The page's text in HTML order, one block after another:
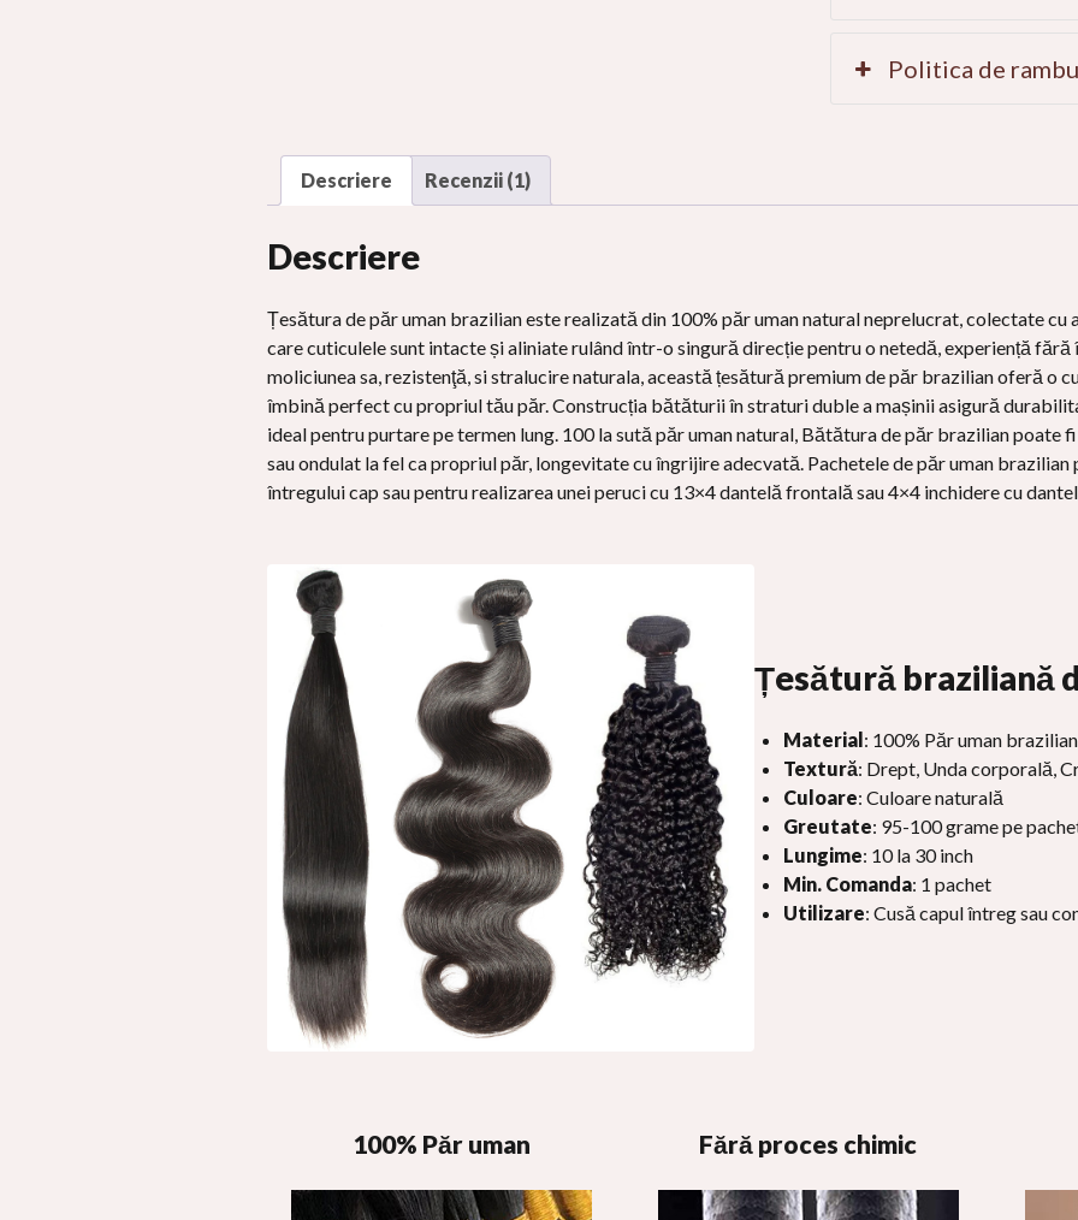
Unda
corporală,
Politica de
Descriere Recenzii (1)
Descriere
Țesătura de păr uman brazilian este realizată din 100% păr uman natural neprelucrat, colectate cu
care cuticulele sunt intacte și aliniate rulând într-o singură direcție pentru o netedă, experiență
moliciunea sa, rezistenţă, si stralucire naturala, această țesătură premium de păr brazilian oferă o
îmbină perfect cu propriul tău păr. Construcția bătăturii în straturi duble a mașinii asigură
ideal pentru purtare pe termen lung. 100 la sută păr uman natural, Bătătura de păr brazilian poate
sau ondulat la fel ca propriul păr, longevitate cu îngrijire adecvată. Pachetele de păr uman
întregului cap sau pentru realizarea unei peruci cu 13×4 dantelă frontală sau 4×4 inchidere cu
Țesătură braziliană
Material : 100% Păr uman brazilian
Textură: Drept, Unda corporală,
Culoare: Culoare naturală
Greutate: 95-100 grame pe
Lungime: 10 la 30 inch
Min. Comanda: 1 pachet
Utilizare: Cusă capul întreg sau
100% Păr uman Fără proces chimic